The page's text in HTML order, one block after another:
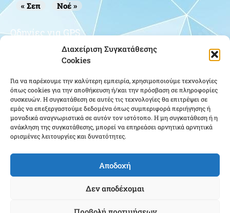
Διαχείριση Συγκατάθεσης
Cookies
Για να παρέχουμε την καλύτερη εμπειρία, χρησιμοποιούμε τεχνολογίες
όπως cookies για την αποθήκευση ή/και την πρόσβαση σε πληροφορίες
συσκευών. Η συγκατάθεση σε αυτές τις τεχνολογίες θα επιτρέψει σε
εμάς να επεξεργαστούμε δεδομένα όπως συμπεριφορά περιήγησης ή
μοναδικά αναγνωριστικά σε αυτόν τον ιστότοπο. Η μη συγκατάθεση ή η
ανάκληση της συγκατάθεσης, μπορεί να επηρεάσει αρνητικά αρνητικά
ορισμένες λειτουργίες και δυνατότητες.
Αποδοχή
Δεν αποδέχομαι
« Σεπ Νοέ »
Οδηγίες για GPS
Κάντε κλικ για να αποδεχτείτε cookies
εμπορικής προώθησης και να